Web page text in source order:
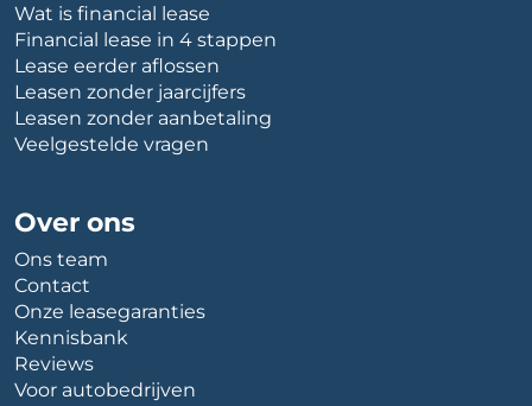
Wat is financial lease
Financial lease in 4 stappen
Lease eerder aflossen
Leasen zonder jaarcijfers
Leasen zonder aanbetaling
Veelgestelde vragen
Over ons
Ons team
Contact
Onze leasegaranties
Kennisbank
Reviews
Voor autobedrijven